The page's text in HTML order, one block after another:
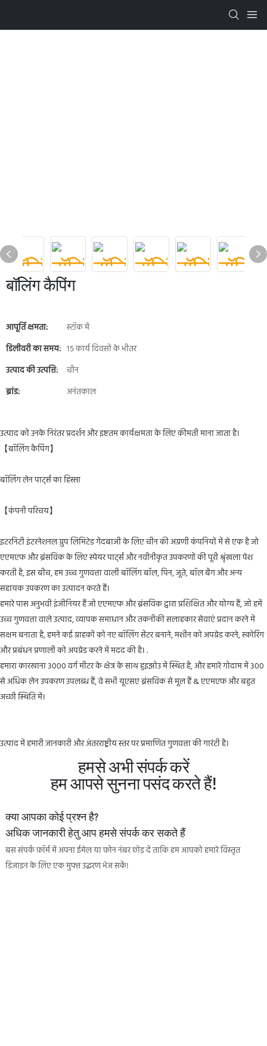
बॉलिंग कैपिंग
आपूर्ति क्षमता:
स्टॉक में
डिलीवरी का समय: 15 कार्य दिवसों के भीतर
उत्पाद की उत्पत्ति:
चीन
ब्रांड:
अनंतकाल
उत्पाद को उनके निरंतर प्रदर्शन और इष्टतम कार्यक्षमता के लिए क़ीमती माना जाता है।
【बॉलिंग कैपिंग】
बॉलिंग लेन पार्ट्स का हिस्सा
【कंपनी परिचय】
इटरनिटी इंटरनेशनल ग्रुप लिमिटेड गेंदबाजी के लिए चीन की अग्रणी कंपनियों में से एक है जो
एएमएफ और ब्रंसविक के लिए स्पेयर पार्ट्स और नवीनीकृत उपकरणों की पूरी श्रृंखला पेश
करती है, इस बीच, हम उच्च गुणवत्ता वाली बॉलिंग बॉल, पिन, जूते, बॉल बैग और अन्य
सहायक उपकरण का उत्पादन करते हैं।
हमारे पास अनुभवी इंजीनियर हैं जो एएमएफ और ब्रंसविक द्वारा प्रशिक्षित और योग्य हैं, जो हमें
उच्च गुणवत्ता वाले उत्पाद, व्यापक समाधान और तकनीकी सलाहकार सेवाएं प्रदान करने में
सक्षम बनाता है, हमने कई ग्राहकों को नए बॉलिंग सेंटर बनाने, मशीन को अपग्रेड करने, स्कोरिंग
और प्रबंधन प्रणाली को अपग्रेड करने में मदद की है। .
हमारा कारखाना 3000 वर्ग मीटर के क्षेत्र के साथ हुइझोउ में स्थित है, और हमारे गोदाम में 300
से अधिक लेन उपकरण उपलब्ध हैं, वे सभी यूएसए ब्रंसविक से मूल हैं & एएमएफ और बहुत
अच्छी स्थिति में।
उत्पाद में हमारी जानकारी और अंतरराष्ट्रीय स्तर पर प्रमाणित गुणवत्ता की गारंटी है।
हमसे अभी संपर्क करें
हम आपसे सुनना पसंद करते हैं!
क्या आपका कोई प्रश्न है?
अधिक जानकारी हेतु आप हमसे संपर्क कर सकते हैं
बस संपर्क फ़ॉर्म में अपना ईमेल या फ़ोन नंबर छोड़ दें ताकि हम आपको हमारे विस्तृत
डिज़ाइन के लिए एक मुफ्त उद्धरण भेज सकें!